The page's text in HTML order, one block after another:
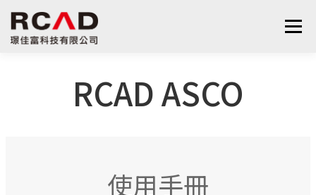
選單
軟體產品 算量服務
RCAD ASCO
使用手冊